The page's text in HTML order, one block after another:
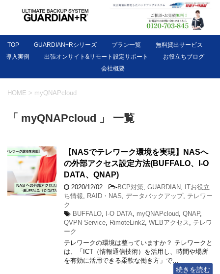
TOP GUARDIAN+Rシリーズ プラン一覧
無料貸出サービス
導入実例
出張オンサイト&リモート設定サポート
お役立ちブログ
会社概要
HOME > myQNAPcloud
「 myQNAPcloud 」 一覧
【NASでテレワーク環境を実現】NASへ
の外部アクセス設定方法(BUFFALO、I-O
DATA、QNAP)
2020/12/02 -BCP対策 GUARDIAN
ITお役立
ち情報
RAID・NAS データバックアップ, テレワー
ク
BUFFALO
I-O DATA myQNAPcloud QNAP,
QVPN Service
RimoteLink2 WEBアクセス
テレワ
ーク
テレワークの環境は整っていますか？ テレワークと
は、「ICT（情報通信技術）を活用し、時間や場所
を有効に活用できる柔軟な働き方」で…
続きを読む